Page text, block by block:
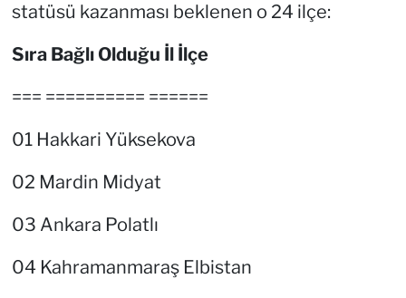
statüsü kazanması beklenen o 24 ilçe:
Sıra Bağlı Olduğu İl İlçe
=== ========== ======
01 Hakkari Yüksekova
02 Mardin Midyat
03 Ankara Polatlı
04 Kahramanmaraş Elbistan